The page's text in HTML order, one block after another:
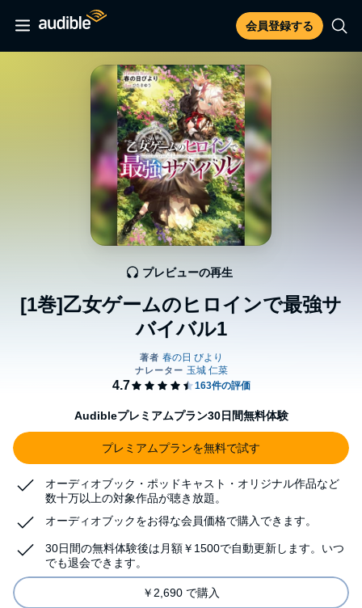
会員登録する
[1巻]乙女ゲームのヒロインで最強サ
バイバル1
プレビューの再生
Audibleプレミアムプラン30日間無料体験
プレミアムプランを無料で試す
オーディオブック・ポッドキャスト・オリジナル作品など
数十万以上の対象作品が聴き放題。
オーディオブックをお得な会員価格で購入できます。
30日間の無料体験後は月額￥1500で自動更新します。いつ
でも退会できます。
￥2,690 で購入